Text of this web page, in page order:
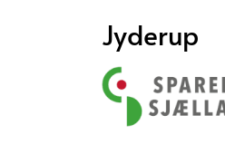
Jyderup